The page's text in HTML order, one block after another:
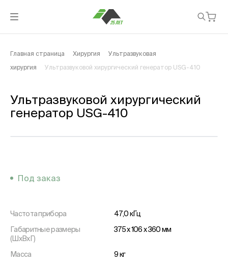
Главная страница Хирургия Ультразвуковая
хирургия Ультразвуковой хирургический генератор USG-410
Ультразвуковой хирургический
генератор USG-410
Под заказ
Частота прибора
47,0 кГц
Габаритные размеры
(ШхВхГ)
375 х 106 х 360 мм
Масса 9 кг